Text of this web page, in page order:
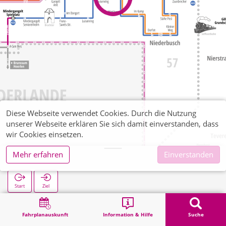
Fahrplanauskunft Information & Hilfe Suche
Tonwerk
Start Ziel
Tonwerk
Diese Webseite verwendet Cookies. Durch die Nutzung
unserer Webseite erklären Sie sich damit einverstanden, dass
wir Cookies einsetzen.
Mehr erfahren
Einverstanden